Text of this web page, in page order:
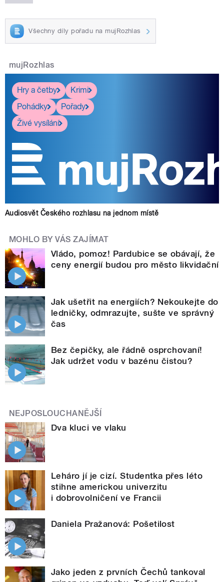
Všechny díly pořadu na mujRozhlas
mujRozhlas
Hry a četby
Krimi
Pohádky
Pořady
Živé vysílání
Audiosvět Českého rozhlasu na jednom místě
MOHLO BY VÁS ZAJÍMAT
Vládo, pomoz! Pardubice se obávají, že
ceny energií budou pro město likvidační
Jak ušetřit na energiích? Nekoukejte do
ledničky, odmrazujte, sušte ve správný
čas
Bez čepičky, ale řádně osprchovaní!
Jak udržet vodu v bazénu čistou?
NEJPOSLOUCHANĚJŠÍ
Dva kluci ve vlaku
Leháro jí je cizí. Studentka přes léto
stihne americkou univerzitu
i dobrovolničení ve Francii
Daniela Pražanová: Pošetilost
Jako jeden z prvních Čechů tankoval